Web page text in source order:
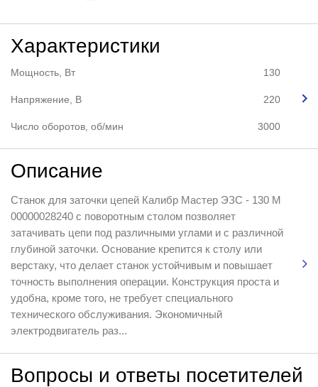
Характеристики
Мощность, Вт 130
Напряжение, В 220
Число оборотов, об/мин 3000
Описание
Станок для заточки цепей Калибр Мастер ЭЗС - 130 М
00000028240 с поворотным столом позволяет
затачивать цепи под различными углами и с различной
глубиной заточки. Основание крепится к столу или
верстаку, что делает станок устойчивым и повышает
точность выполнения операции. Конструкция проста и
удобна, кроме того, не требует специального
технического обслуживания. Экономичный
электродвигатель раз...
Вопросы и ответы посетителей